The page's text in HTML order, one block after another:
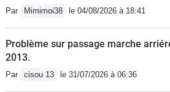
Par Mimimoi38 le 04/08/2026 à 18:41
Problème sur passage marche
2013.
Par cisou 13 le 31/07/2026 à 06:36